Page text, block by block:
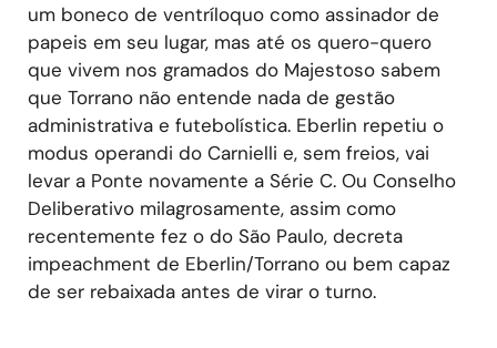
um boneco de ventríloquo como assinador de
papeis em seu lugar, mas até os quero-quero
que vivem nos gramados do Majestoso sabem
que Torrano não entende nada de gestão
administrativa e futebolística. Eberlin repetiu o
modus operandi do Carnielli e, sem freios, vai
levar a Ponte novamente a Série C. Ou Conselho
Deliberativo milagrosamente, assim como
recentemente fez o do São Paulo, decreta
impeachment de Eberlin/Torrano ou bem capaz
de ser rebaixada antes de virar o turno.